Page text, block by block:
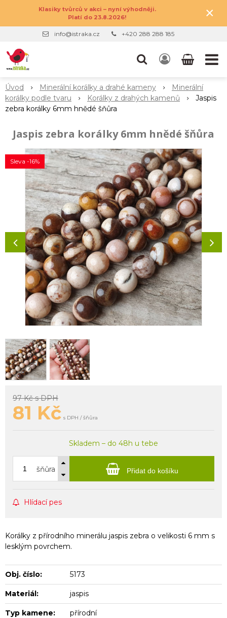
Klasiky tvůrců v akci – nyní výhodněji.
Platí do 23.8.2026!
×
info@istraka.cz +420 288 288 185
Úvod Minerální korálky a drahé kameny
Minerální
korálky podle tvaru
Korálky z drahých kamenů
Jaspis
zebra korálky 6mm hnědé šňůra
Jaspis zebra korálky 6mm hnědé šňůra
Sleva -16%
97 Kčs DPH
81 Kč s DPH / šňůra
Skladem – do 48h u tebe
šňůra Přidat do košíku
Hlídací pes
Korálky z přírodního minerálu jaspis zebra o velikosti 6 mm s
lesklým povrchem.
Obj. číslo: 5173
Materiál: jaspis
Typ kamene: přírodní